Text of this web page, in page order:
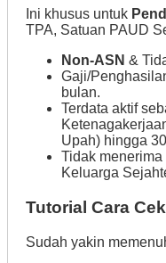
Ini khusus untuk
TPA, Satuan PAUD
Non-ASN &
Gaji/
bulan.
Terdata aktif
Upah) hingga
Tidak
Keluarga
Tutorial Cara
Sudah yakin